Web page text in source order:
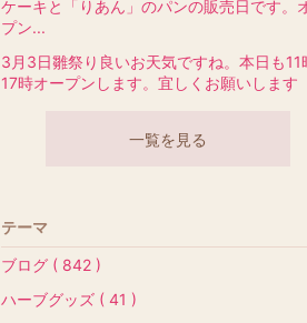
ケーキと「りあん」のパンの販売日です。
プン...
3月3日雛祭り良いお天気ですね。本日も11
17時オープンします。宜しくお願いします
一覧を見る
テーマ
ブログ ( 842 )
ハーブグッズ ( 41 )